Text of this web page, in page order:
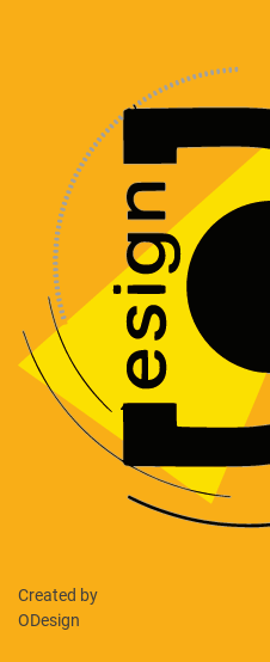
Created by
ODesign